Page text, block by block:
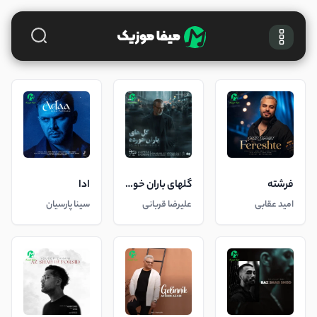
فرشته
امید عقابی
گلهای باران خورده
علیرضا قربانی
ادا
سینا پارسیان